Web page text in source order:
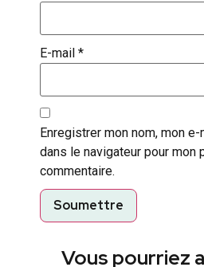
E-mail *
Enregistrer mon nom, mon
dans le navigateur pour mon
commentaire.
Vous pourriez